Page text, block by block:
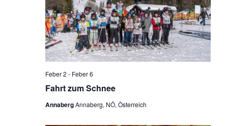
Fahrt zum Schnee
Feber 2 - Feber 6
AnnabergAnnaberg, NÖ, Österreich